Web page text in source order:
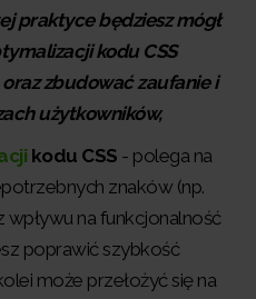
praktyce będziesz mógł
kodu CSS
zbudować zaufanie i
użytkowników,
kodu CSS - polega na
znaków (np.
wpływu na funkcjonalność
poprawić szybkość
może przełożyć się na